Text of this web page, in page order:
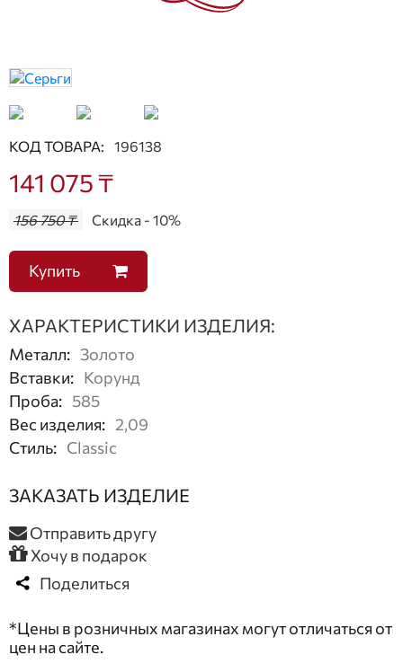
КОД ТОВАРА: 196138
141 075 ₸
156 750 ₸ Скидка - 10%
Купить
ХАРАКТЕРИСТИКИ ИЗДЕЛИЯ:
Металл: Золото
Вставки: Корунд
Проба: 585
Вес изделия: 2,09
Стиль: Classic
ЗАКАЗАТЬ ИЗДЕЛИЕ
Отправить другу
Хочу в подарок
Поделиться
*Цены в розничных магазинах могут отличаться от
цен на сайте.